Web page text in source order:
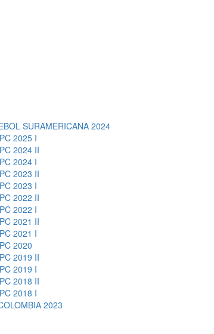
SURAMERICANA 2024
2025 I
2024 II
2024 I
2023 II
2023 I
2022 II
2022 I
2021 II
2021 I
2020
2019 II
2019 I
2018 II
2018 I
2023